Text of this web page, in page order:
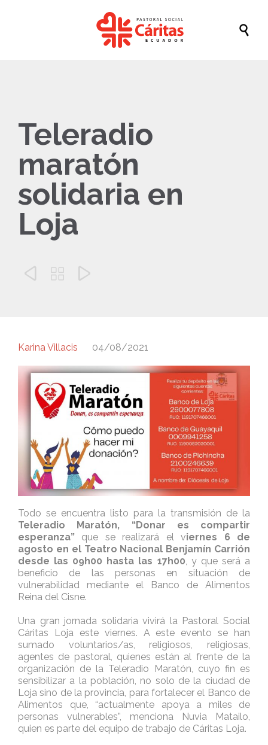

Teleradio
maratón
solidaria en
Loja
  
Karina Villacis 04/08/2021
Todo se encuentra listo para la transmisión de la
Teleradio Maratón, “Donar es compartir
esperanza” que se realizará el viernes 6 de
agosto en el Teatro Nacional Benjamín Carrión
desde las 09h00 hasta las 17h00, y que será a
beneficio de las personas en situación de
vulnerabilidad mediante el Banco de Alimentos
Reina del Cisne.
Una gran jornada solidaria vivirá la Pastoral Social
Cáritas Loja este viernes. A este evento se han
sumado voluntarios/as, religiosos, religiosas,
agentes de pastoral, quienes están al frente de la
organización de la Teleradio Maratón, cuyo fin es
sensibilizar a la población, no solo de la ciudad de
Loja sino de la provincia, para fortalecer el Banco de
Alimentos que, “actualmente apoya a miles de
personas vulnerables”, menciona Nuvia Matailo,
quien es parte del equipo de trabajo de Cáritas Loja.